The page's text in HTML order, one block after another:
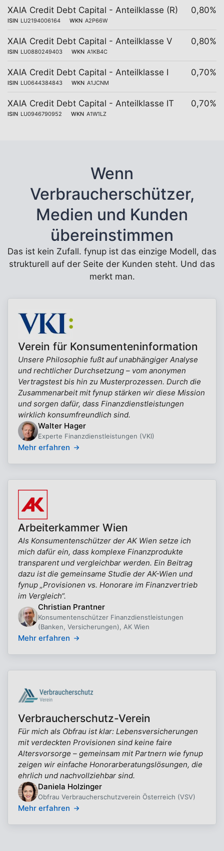
XAIA Credit Debt Capital - Anteilklasse (R)
ISIN LU2194006164 WKN A2P66W
0,80%
XAIA Credit Debt Capital - Anteilklasse V
ISIN LU0880249403 WKN A1KB4C
0,80%
XAIA Credit Debt Capital - Anteilklasse I
ISIN LU0644384843 WKN A1JCNM
0,70%
XAIA Credit Debt Capital - Anteilklasse IT
ISIN LU0946790952 WKN A1W1LZ
0,70%
Wenn
Verbraucherschützer,
Medien und Kunden
übereinstimmen
Das ist kein Zufall. fynup ist das einzige Modell, das
strukturell auf der Seite der Kunden steht. Und das
merkt man.
Verein für Konsumenteninformation
Unsere Philosophie fußt auf unabhängiger Analyse
und rechtlicher Durchsetzung – vom anonymen
Vertragstest bis hin zu Musterprozessen. Durch die
Zusammenarbeit mit fynup stärken wir diese Mission
und sorgen dafür, dass Finanzdienstleistungen
wirklich konsumfreundlich sind.
Walter Hager
Experte Finanzdienstleistungen (VKI)
Mehr erfahren
Arbeiterkammer Wien
Als Konsumentenschützer der AK Wien setze ich
mich dafür ein, dass komplexe Finanzprodukte
transparent und vergleichbar werden. Ein Beitrag
dazu ist die gemeinsame Studie der AK-Wien und
fynup „Provisionen vs. Honorare im Finanzvertrieb
im Vergleich“.
Christian Prantner
Konsumentenschützer Finanzdienstleistungen
(Banken, Versicherungen), AK Wien
Mehr erfahren
Verbraucherschutz-Verein
Für mich als Obfrau ist klar: Lebensversicherungen
mit verdeckten Provisionen sind keine faire
Altersvorsorge – gemeinsam mit Partnern wie fynup
zeigen wir einfache Honorarberatungslösungen, die
ehrlich und nachvollziehbar sind.
Daniela Holzinger
Obfrau Verbraucherschutzverein Österreich (VSV)
Mehr erfahren